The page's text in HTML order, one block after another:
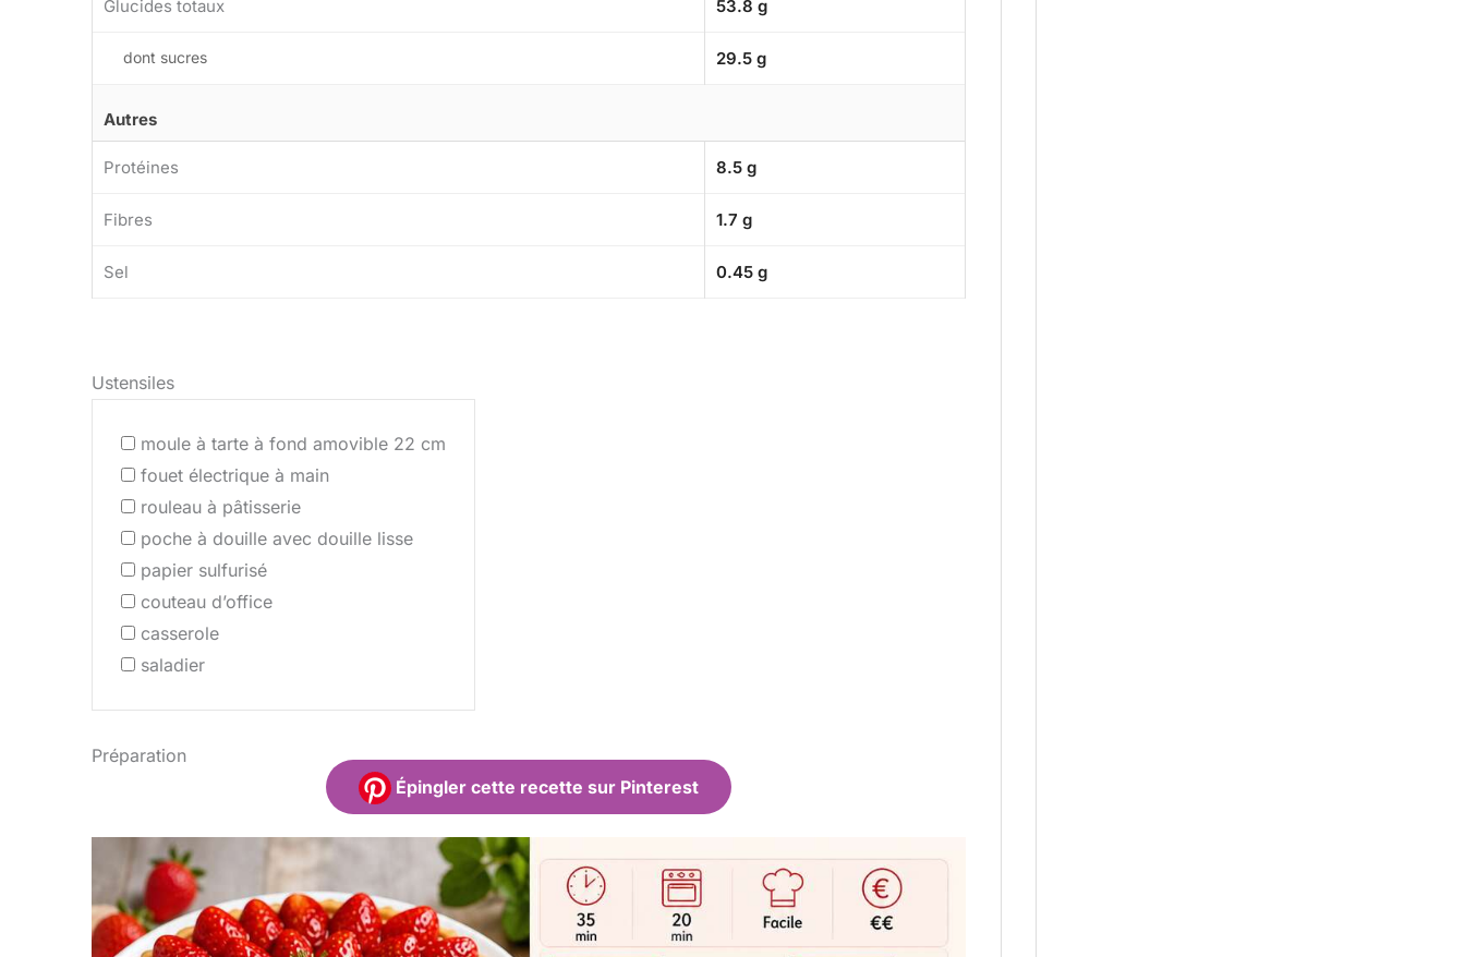
Glucides totaux 53.8 g
dont sucres 29.5 g
Autres
Protéines 8.5 g
Fibres 1.7 g
Sel 0.45 g
Ustensiles
moule à tarte à fond amovible 22 cm
fouet électrique à main
rouleau à pâtisserie
poche à douille avec douille lisse
papier sulfurisé
couteau d’office
casserole
saladier
Préparation
Épingler cette recette sur Pinterest